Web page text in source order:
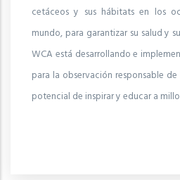
cetáceos y sus hábitats en los
mundo, para garantizar su salud y
WCA está desarrollando e
para la observación responsable
potencial de inspirar y educar a